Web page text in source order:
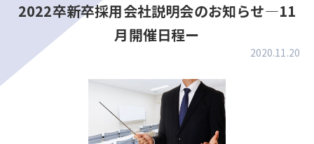
2022卒新卒採用会社説明会のお知らせ―11
月開催日程ー
2020.11.20